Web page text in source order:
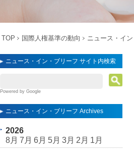
TOP 国際人権基準の動向 ニュース・イ
ニュース・イン・ブリーフ サイト内検索
Powered by Google
ニュース・イン・ブリーフ Archives
2026
8月 7月 6月 5月 3月 2月 1月